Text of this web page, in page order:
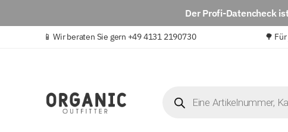
Der Profi-Datencheck
📱Wir beraten Sie gern +49 4131 2190730 🌳